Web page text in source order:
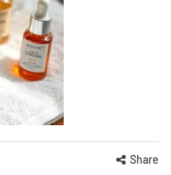
Share